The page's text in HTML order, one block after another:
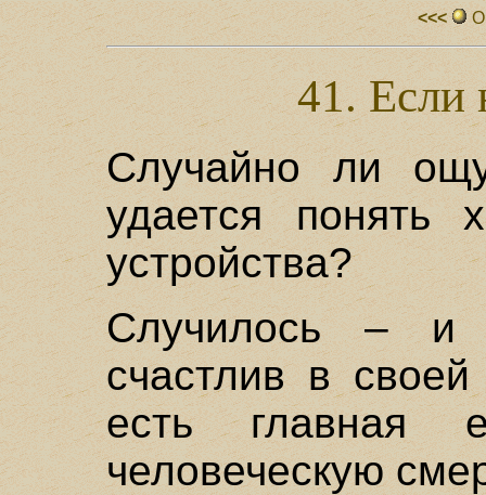
<<<
41. Если
Случайно ли
удается понять
устройства?
Случилось – и
счастлив в
есть главная
человеческую